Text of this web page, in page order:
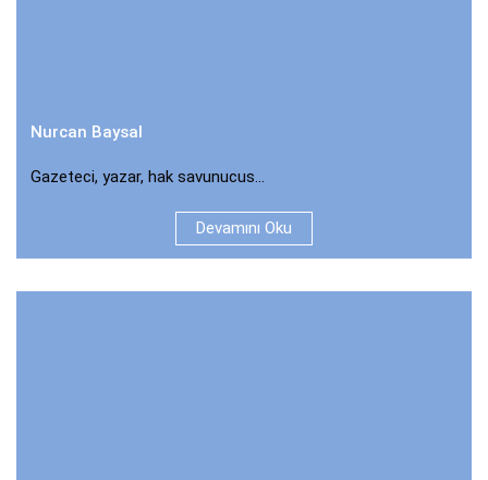
Nurcan Baysal
Gazeteci, yazar, hak savunucus...
Devamını Oku